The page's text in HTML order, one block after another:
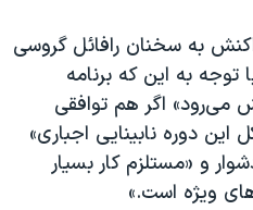
به سخنان رافائل گروسی
توجه به این که برنامه
می‌رود» اگر هم توافقی
دوره نابینایی اجباری»
و «مستلزم کار بسیار
ویژه است.»